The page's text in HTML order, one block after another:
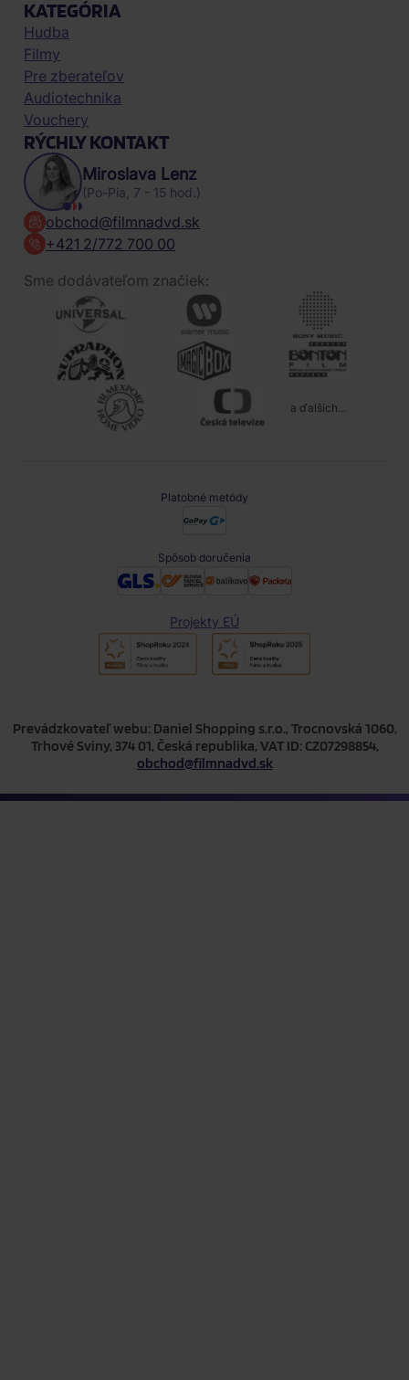
KATEGÓRIA
Hudba
Filmy
Pre zberateľov
Audiotechnika
Vouchery
RÝCHLY KONTAKT
Miroslava Lenz
(Po-Pia, 7 - 15 hod.)
obchod@filmnadvd.sk
+421 2/772 700 00
Sme dodávateľom značiek:
a ďalších...
Platobné metódy
Spôsob doručenia
Projekty EÚ
Prevádzkovateľ webu: Daniel Shopping s.r.o., Trocnovská 1060,
Trhové Sviny, 374 01, Česká republika, VAT ID: CZ07298854,
obchod@filmnadvd.sk